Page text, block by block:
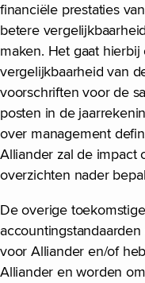
financiële prestaties
betere
maken. Het gaat
vergelijkbaarheid van
voorschriften voor de
posten in de
over management
Alliander zal de impact
overzichten nader
De overige
voor Alliander en/of
Alliander en worden